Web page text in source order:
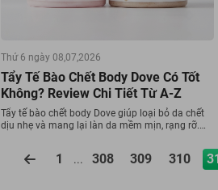
Thứ 6 ngày 08,07,2026
Tẩy Tế Bào Chết Body Dove Có Tốt
Không? Review Chi Tiết Từ A-Z
Tẩy tế bào chết body Dove giúp loại bỏ da chết
dịu nhẹ và mang lại làn da mềm mịn, rạng rỡ.
1 ... 308 309 310